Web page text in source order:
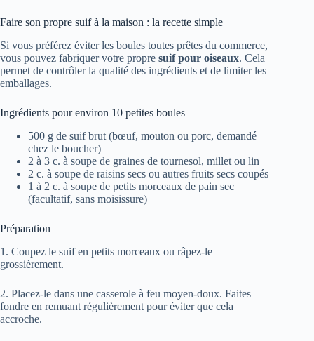
Faire son propre suif à la maison : la recette simple
Si vous préférez éviter les boules toutes prêtes du commerce,
vous pouvez fabriquer votre propre suif pour oiseaux. Cela
permet de contrôler la qualité des ingrédients et de limiter les
emballages.
Ingrédients pour environ 10 petites boules
500 g de suif brut (bœuf, mouton ou porc, demandé
chez le boucher)
2 à 3 c. à soupe de graines de tournesol, millet ou lin
2 c. à soupe de raisins secs ou autres fruits secs coupés
1 à 2 c. à soupe de petits morceaux de pain sec
(facultatif, sans moisissure)
Préparation
1. Coupez le suif en petits morceaux ou râpez-le
grossièrement.
2. Placez-le dans une casserole à feu moyen-doux. Faites
fondre en remuant régulièrement pour éviter que cela
accroche.